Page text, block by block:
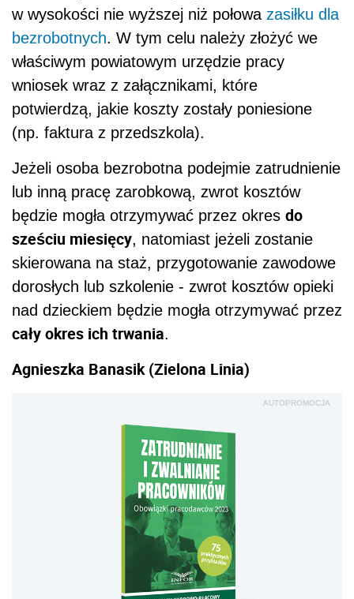
w wysokości nie wyższej niż połowa zasiłku dla
bezrobotnych. W tym celu należy złożyć we
właściwym powiatowym urzędzie pracy
wniosek wraz z załącznikami, które
potwierdzą, jakie koszty zostały poniesione
(np. faktura z przedszkola).
Jeżeli osoba bezrobotna podejmie zatrudnienie
lub inną pracę zarobkową, zwrot kosztów
będzie mogła otrzymywać przez okres do
sześciu miesięcy, natomiast jeżeli zostanie
skierowana na staż, przygotowanie zawodowe
dorosłych lub szkolenie - zwrot kosztów opieki
nad dzieckiem będzie mogła otrzymywać przez
cały okres ich trwania.
Agnieszka Banasik (Zielona Linia)
AUTOPROMOCJA